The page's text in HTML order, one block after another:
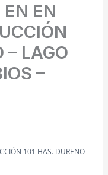
EN
– LAGO
–
101 HAS. DURENO –